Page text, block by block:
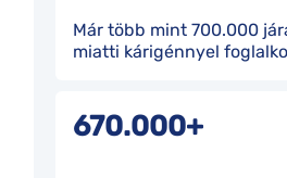
Már több mint 700.000
miatti kárigénnyel
670.000+